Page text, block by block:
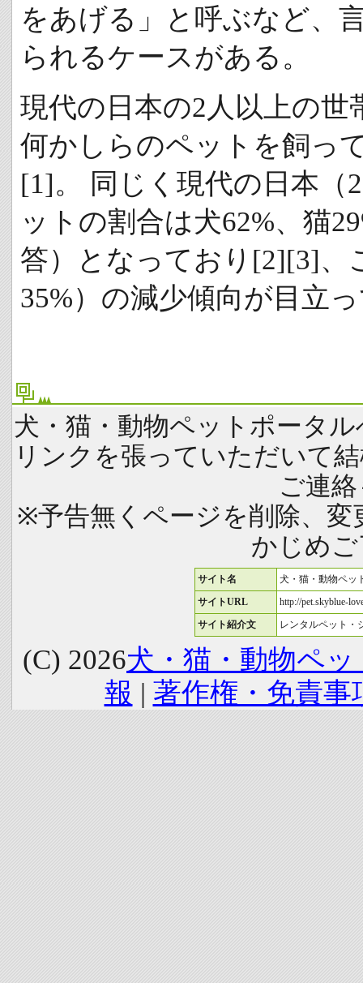
をあげる」と呼ぶなど、
られるケースがある。
現代の日本の2人以上の世
何かしらのペットを飼っ
[1]。 同じく現代の日本（
ットの割合は犬62%、猫
答）となっており[2][3]、
35%）の減少傾向が目立
犬・猫・動物ペットポータ
リンクを張っていただいて
ご連
※予告無くページを削除、
かじめ
サイト名 犬・猫・動物ペッ
サイトURL http://pet.skyblue-
サイト紹介文 レンタルペット・
(C) 2026犬・猫・動物ペ
報 | 著作権・免責事